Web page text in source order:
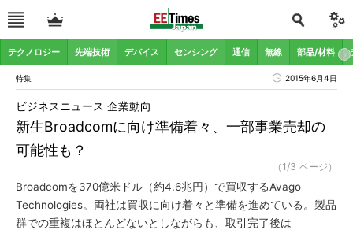
テクノロジー 先端技術 デバイス センシング 通信 無線 部品/材料
特集 2015年6月4日
新生Broadcomに向け準備着々、一部事業売却の
可能性も？
ビジネスニュース 企業動向
（1/3 ページ）
Broadcomを370億米ドル（約4.6兆円）で買収するAvago
Technologies。両社は買収に向け着々と準備を進めている。製品
群での重複はほとんどないとしながらも、取引完了後は